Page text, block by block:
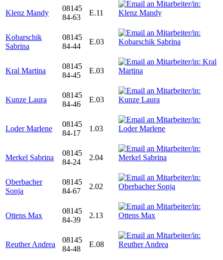
Klenz Mandy
08145
84-63
E.11
Kobarschik
Sabrina
08145
84-44
E.03
Kral Martina
08145
84-45
E.03
Kunze Laura
08145
84-46
E.03
Loder Marlene
08145
84-17
1.03
Merkel Sabrina
08145
84-24
2.04
Oberbacher
Sonja
08145
84-67
2.02
Ottens Max
08145
84-39
2.13
Reuther Andrea
08145
84-48
E.08